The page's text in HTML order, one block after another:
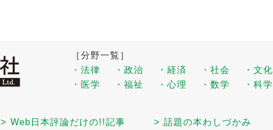
［分野一覧］
・法律
・政治 ・経済 ・社会 ・文化
・医学
・福祉 ・心理 ・数学 ・科学
> Web日本評論だけの!!記事 > 話題の本わしづかみ